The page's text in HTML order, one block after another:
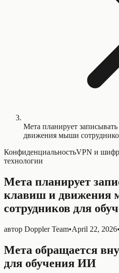
Мета планирует
движения мыши
КонфиденциальностьVPN и
технологии
Мета планирует
клавиш и
сотрудников для
автор Doppler Team•April 22, 2026•
Мета обращается
для обучения ИИ